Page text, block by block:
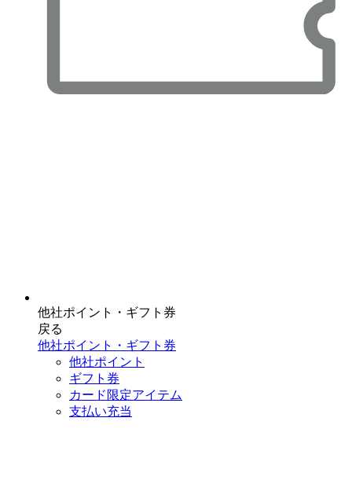
他社ポイント・ギフト券
戻る
他社ポイント・ギフト券
他社ポイント
ギフト券
カード限定アイテム
支払い充当